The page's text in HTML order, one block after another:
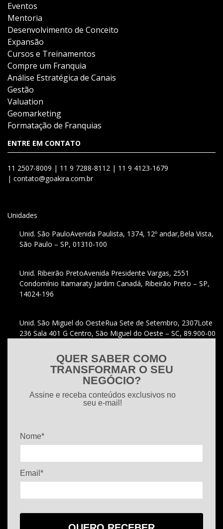
Eventos
Mentoria
Desenvolvimento de Conceito
Expansão
Cursos e Treinamentos
Compre um Franquia
Análise Estratégica de Canais
Gestão
Valuation
Geomarketing
Formatação de Franquias
ENTRE EM CONTATO
11 2507-8009 | 11 9 7288-8112 | 11 9 4123-1679
| contato@goakira.com.br
Unidades
Unid. São PauloAvenida Paulista, 1374, 12º andar,Bela Vista,
São Paulo – SP, 01310-100
Unid. Ribeirão PretoAvenida Presidente Vargas, 2551
Condomínio Itamaraty Jardim Canadá, Ribeirão Preto – SP,
14024-196
Unid. São Miguel do OesteRua Sete de Setembro, 2307Lote
236 Sala 401 G Centro, São Miguel do Oeste – SC, 89.900-00
QUER SABER COMO
TRANSFORMAR O SEU
NEGÓCIO?
Assine e receba conteúdos exclusivos no
seu e-mail!
Nome*
Email*